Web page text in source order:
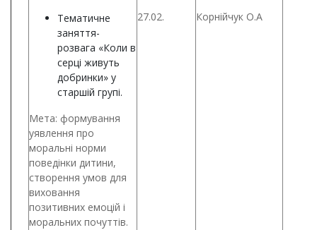
Тематичне
заняття-
розвага «Коли в
серці живуть
добринки» у
старшій групі.
Мета: формування
уявлення про
моральні норми
поведінки дитини,
створення умов для
виховання
позитивних емоцій і
моральних почуттів.
27.02. Корнійчук О.А